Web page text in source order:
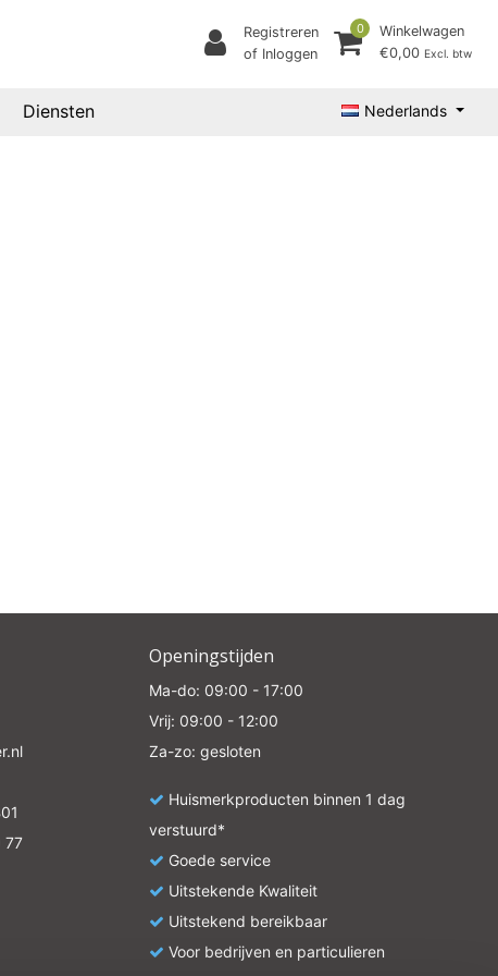
Registreren
of Inloggen
0
Winkelwagen
€0,00 Excl. btw
Diensten Nederlands
77
Openingstijden
Ma-do: 09:00 - 17:00
Vrij: 09:00 - 12:00
Za-zo: gesloten
Huismerkproducten binnen 1 dag
verstuurd*
Goede service
Uitstekende Kwaliteit
Uitstekend bereikbaar
Voor bedrijven en particulieren